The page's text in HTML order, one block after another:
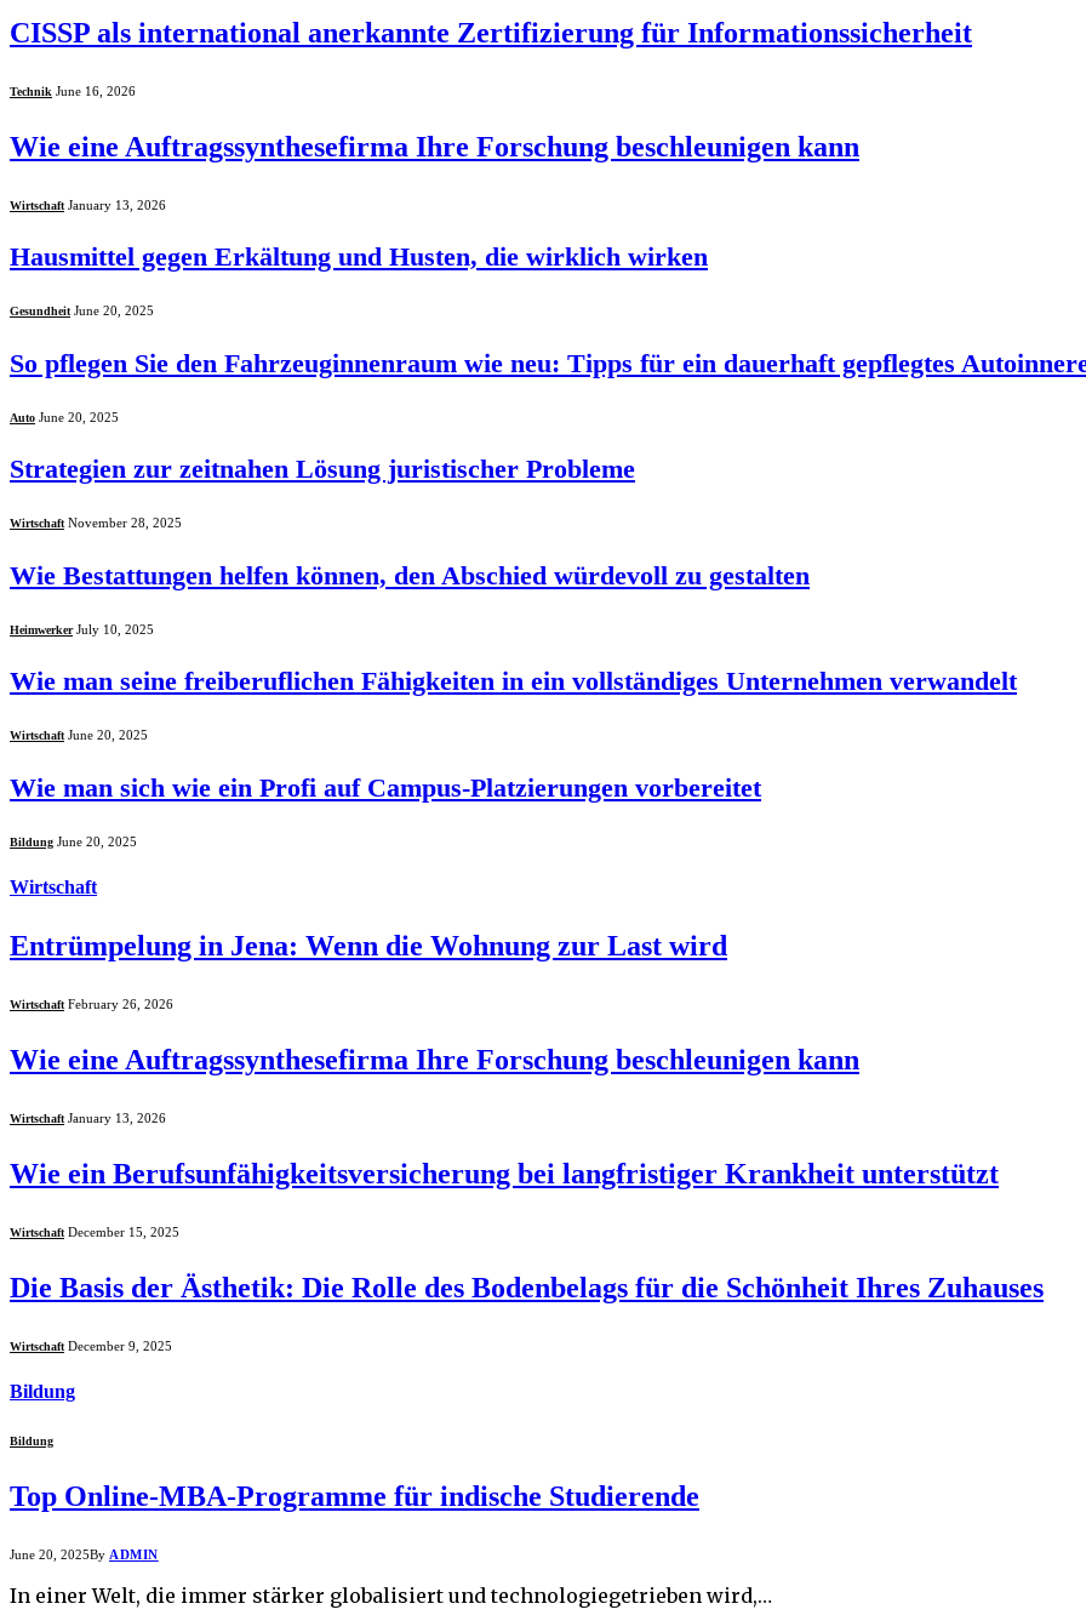
CISSP als international anerkannte Zertifizierung für Informationssicherheit
Technik June 16, 2026
Wie eine Auftragssynthesefirma Ihre Forschung beschleunigen kann
Wirtschaft January 13, 2026
Hausmittel gegen Erkältung und Husten, die wirklich wirken
Gesundheit June 20, 2025
So pflegen Sie den Fahrzeuginnenraum wie neu: Tipps für ein dauerhaft gepflegtes
Auto June 20, 2025
Strategien zur zeitnahen Lösung juristischer Probleme
Wirtschaft November 28, 2025
Wie Bestattungen helfen können, den Abschied würdevoll zu gestalten
Heimwerker July 10, 2025
Wie man seine freiberuflichen Fähigkeiten in ein vollständiges Unternehmen verwandelt
Wirtschaft June 20, 2025
Wie man sich wie ein Profi auf Campus-Platzierungen vorbereitet
Bildung June 20, 2025
Wirtschaft
Entrümpelung in Jena: Wenn die Wohnung zur Last wird
Wirtschaft February 26, 2026
Wie eine Auftragssynthesefirma Ihre Forschung beschleunigen kann
Wirtschaft January 13, 2026
Wie ein Berufsunfähigkeitsversicherung bei langfristiger Krankheit unterstützt
Wirtschaft December 15, 2025
Die Basis der Ästhetik: Die Rolle des Bodenbelags für die Schönheit Ihres Zuhauses
Wirtschaft December 9, 2025
Bildung
Bildung
Top Online-MBA-Programme für indische Studierende
June 20, 2025By ADMIN
In einer Welt, die immer stärker globalisiert und technologiegetrieben wird,…